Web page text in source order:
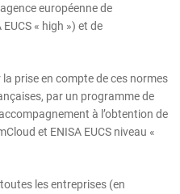
européenne de
« high ») et de
la prise en compte de ces normes
par un programme de
à l’obtention de
et ENISA EUCS niveau «
les entreprises (en